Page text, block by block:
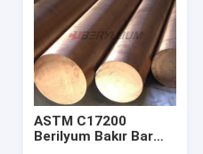
ASTM C17200
Berilyum Bakır Bar